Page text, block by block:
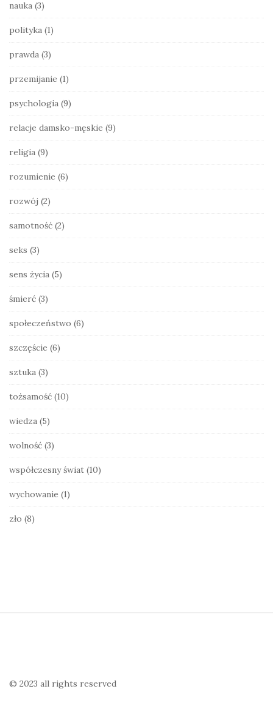
nauka (3)
polityka (1)
prawda (3)
przemijanie (1)
psychologia (9)
relacje damsko-męskie (9)
religia (9)
rozumienie (6)
rozwój (2)
samotność (2)
seks (3)
sens życia (5)
śmierć (3)
społeczeństwo (6)
szczęście (6)
sztuka (3)
tożsamość (10)
wiedza (5)
wolność (3)
współczesny świat (10)
wychowanie (1)
zło (8)
© 2023 all rights reserved